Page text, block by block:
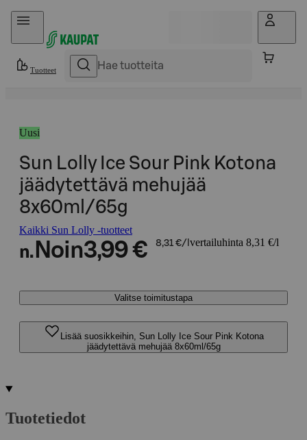
Hyppää sisältöön
Tuotteet
Uusi
Sun Lolly Ice Sour Pink Kotona
jäädytettävä mehujää
8x60ml/65g
Kaikki Sun Lolly -tuotteet
n. Noin3,99 € 8,31 €/l vertailuhinta 8,31 €/l
Valitse toimitustapa
Lisää suosikkeihin, Sun Lolly Ice Sour Pink Kotona
jäädytettävä mehujää 8x60ml/65g
Tuotetiedot